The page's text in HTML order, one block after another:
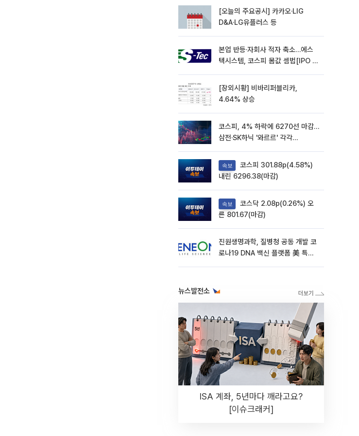
[오늘의 주요공시] 카카오·LIG
D&A·LG유플러스 등
본업 반등·자회사 적자 축소…에스
텍시스템, 코스피 몸값 셈법[IPO 엑
[장외시황] 비바리퍼블리카,
4.64% 상승
코스피, 4% 하락에 6270선 마감…
삼전·SK하닉 '와르르' 각각
속보
내린 6296.38(마감)
속보
른 801.67(마감)
진원생명과학, 질병청 공동 개발 코
로나19 DNA 백신 플랫폼 美 특허
뉴스발전소
ISA 계좌, 5년마다 깨라고요?
[이슈크래커]